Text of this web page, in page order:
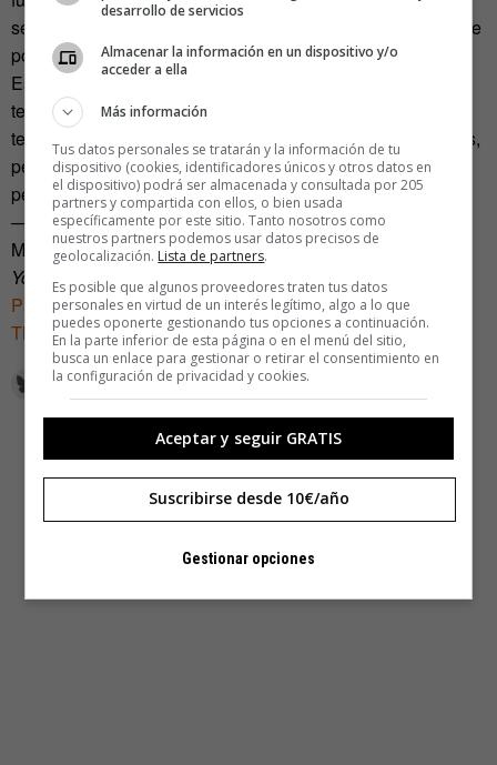
sea tratado como si tuviese algo que esconder simplemente
por no querer participar en ello.
Este es solo un capítulo más en la convergencia entre la
tecnología y nuestras vidas. La compleja evolución de una
tecnología que bien aplicada puede mejorar nuestras vidas,
pero que mal aplicada puede ejercer violencia sobre las
personas.
—
Más información en el recomendable artículo de
York Times : Miss a Payment? Good Luck Moving That Car
Pay up or your car engine will stop
The rise of data and the death of politics
desarrollo de servicios
Almacenar la información en un dispositivo y/o
acceder a ella
Más información
Tus datos personales se tratarán y la información de tu
dispositivo (cookies, identificadores únicos y otros datos en
el dispositivo) podrá ser almacenada y consultada por 205
partners y compartida con ellos, o bien usada
específicamente por este sitio. Tanto nosotros como
nuestros partners podemos usar datos precisos de
geolocalización. Lista de partners.
Es posible que algunos proveedores traten tus datos
personales en virtud de un interés legítimo, algo a lo que
puedes oponerte gestionando tus opciones a continuación.
En la parte inferior de esta página o en el menú del sitio,
busca un enlace para gestionar o retirar el consentimiento en
la configuración de privacidad y cookies.
Aceptar y seguir GRATIS
Suscribirse desde 10€/año
Gestionar opciones